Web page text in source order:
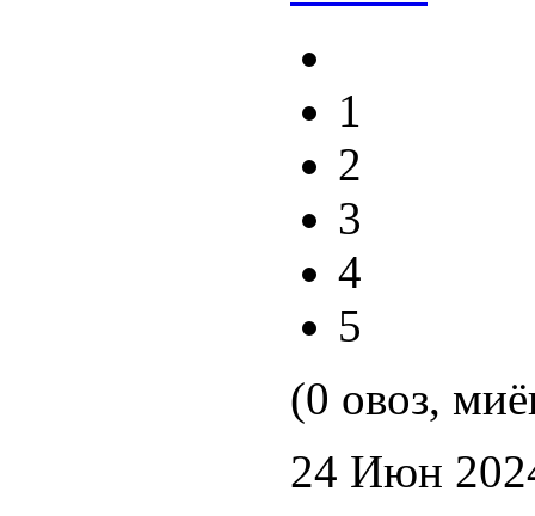
1
2
3
4
5
(0 овоз,
24 Июн